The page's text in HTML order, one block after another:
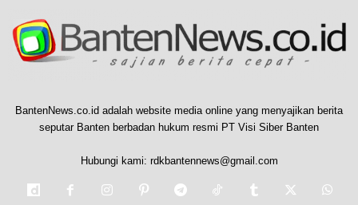
BantenNews.co.id adalah website media online yang menyajikan berita
seputar Banten berbadan hukum resmi PT Visi Siber Banten
Hubungi kami: rdkbantennews@gmail.com